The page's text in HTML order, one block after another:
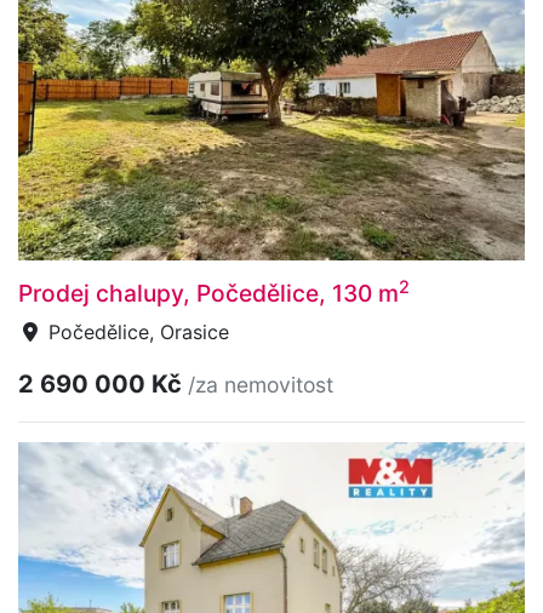
Prodej chalupy, Počedělice, 130 m2
Počedělice, Orasice
2 690 000 Kč /za nemovitost